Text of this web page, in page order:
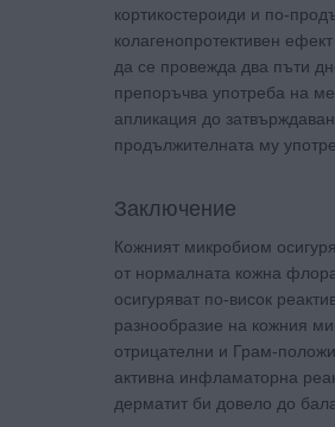
кортикостероиди и по-
колагенопротективен
да се провежда два пъти
препоръчва употреба на
апликация до
продължителната му
Заключение
Кожният микробиом
от нормалната кожна
осигуряват по-висок
разнообразие на кожния
отрицателни и Грам-
активна инфламаторна
дерматит би довело до